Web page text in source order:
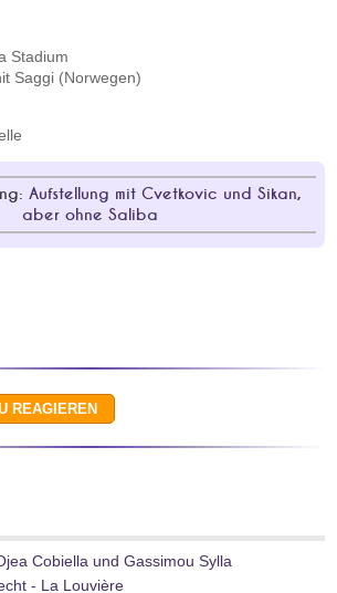
Stadium
Saggi (Norwegen)
Aufstellung mit Cvetkovic und Sikan,
aber ohne Saliba
Cobiella und Gassimou Sylla
- La Louvière